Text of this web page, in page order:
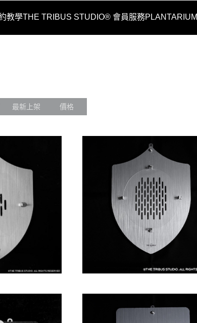
教學THE TRIBUS STUDIO® 會員服務PLANTARIUM
最新上架 價格